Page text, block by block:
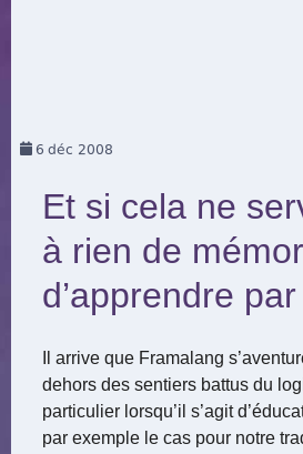
6 déc 2008
Et si cela ne
à rien de
d’apprendre
Il arrive que Framalang
dehors des sentiers battus du
particulier lorsqu’il s’agit
par exemple le cas pour notre